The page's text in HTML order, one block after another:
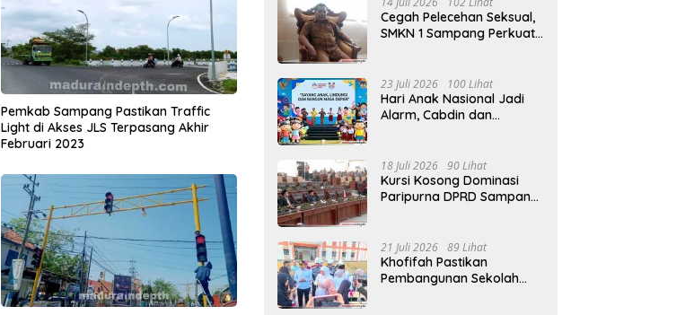
Pemkab Sampang Pastikan Traffic
Light di Akses JLS Terpasang Akhir
Februari 2023
Cegah Pelecehan Seksual,
SMKN 1 Sampang Perkuat
23 Juli 2026 100 Lihat
Hari Anak Nasional Jadi
Alarm, Cabdin dan
Kekerasan Seksual Anak
18 Juli 2026 90 Lihat
Kursi Kosong Dominasi
Paripurna DPRD Sampang,
21 Juli 2026 89 Lihat
Khofifah Pastikan
Pembangunan Sekolah